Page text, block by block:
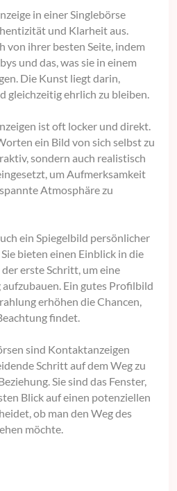
in einer Singlebörse
und Klarheit aus.
von ihrer besten Seite, indem
und das, was sie in einem
Die Kunst liegt darin,
gleichzeitig ehrlich zu bleiben.
ist oft locker und direkt.
ein Bild von sich selbst zu
sondern auch realistisch
um Aufmerksamkeit
Atmosphäre zu
ein Spiegelbild persönlicher
bieten einen Einblick in die
erste Schritt, um eine
Ein gutes Profilbild
erhöhen die Chancen,
findet.
sind Kontaktanzeigen
Schritt auf dem Weg zu
Sie sind das Fenster,
Blick auf einen potenziellen
ob man den Weg des
möchte.